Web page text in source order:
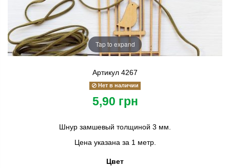
Tap to expand
Артикул 4267
Нет в наличии
5,90 грн
Шнур замшевый толщиной 3 мм.
Цена указана за 1 метр.
Цвет